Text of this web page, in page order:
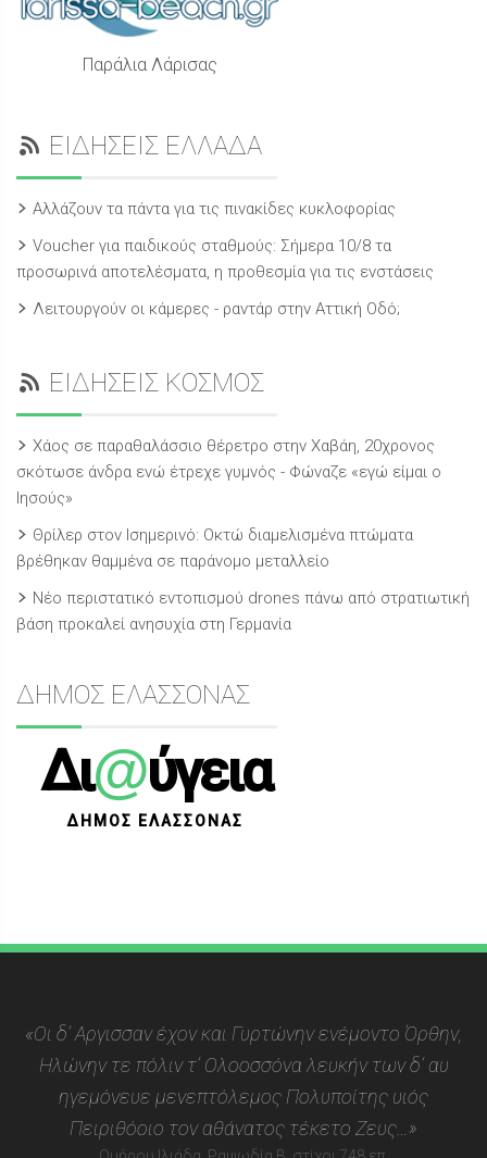
Παράλια Λάρισας
ΕΙΔΗΣΕΙΣ ΕΛΛΑΔΑ
Αλλάζουν τα πάντα για τις πινακίδες κυκλοφορίας
Voucher για παιδικούς σταθμούς: Σήμερα 10/8 τα
προσωρινά αποτελέσματα, η προθεσμία για τις ενστάσεις
Λειτουργούν οι κάμερες - ραντάρ στην Αττική Οδό;
ΕΙΔΗΣΕΙΣ ΚΟΣΜΟΣ
Χάος σε παραθαλάσσιο θέρετρο στην Χαβάη, 20χρονος
σκότωσε άνδρα ενώ έτρεχε γυμνός - Φώναζε «εγώ είμαι ο
Ιησούς»
Θρίλερ στον Ισημερινό: Οκτώ διαμελισμένα πτώματα
βρέθηκαν θαμμένα σε παράνομο μεταλλείο
Νέο περιστατικό εντοπισμού drones πάνω από στρατιωτική
βάση προκαλεί ανησυχία στη Γερμανία
ΔΗΜΟΣ ΕΛΑΣΣΟΝΑΣ
Δι@ύγεια
ΔΗΜΟΣ ΕΛΑΣΣΟΝΑΣ
«Οι δ’ Αργισσαν έχον και Γυρτώνην ενέμοντο Όρθην,
Ηλώνην τε πόλιν τ’ Ολοοσσόνα λευκήν των δ’ αυ
ηγεμόνευε μενεπτόλεμος Πολυποίτης υιός
Πειριθόοιο τον αθάνατος τέκετο Ζευς…»